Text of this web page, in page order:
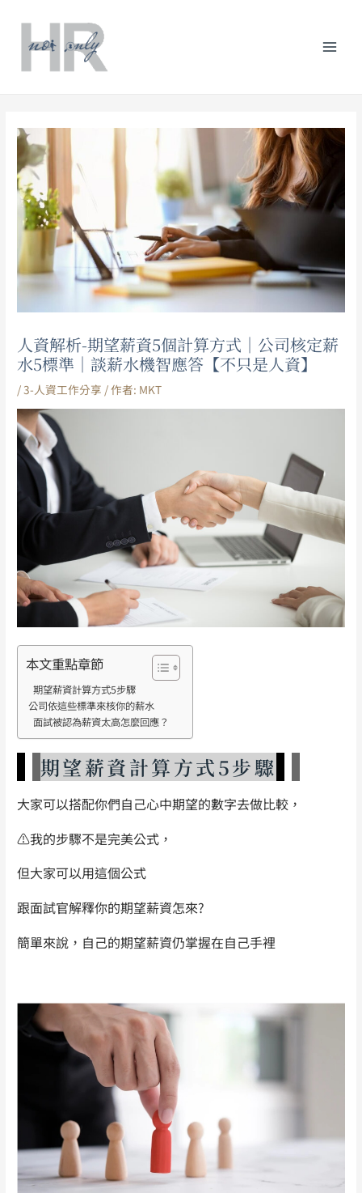
人資解析-期望薪資5個計算方式｜公司核定薪
水5標準｜談薪水機智應答【不只是人資】
/3-人資工作分享 / 作者: MKT
本文重點章節
期望薪資計算方式5步驟
公司依這些標準來核你的薪水
面試被認為薪資太高怎麼回應？
期望薪資計算方式5步驟
大家可以搭配你們自己心中期望的數字去做比較，
⚠️我的步驟不是完美公式，
但大家可以用這個公式
跟面試官解釋你的期望薪資怎來?
簡單來說，自己的期望薪資仍掌握在自己手裡
navigation